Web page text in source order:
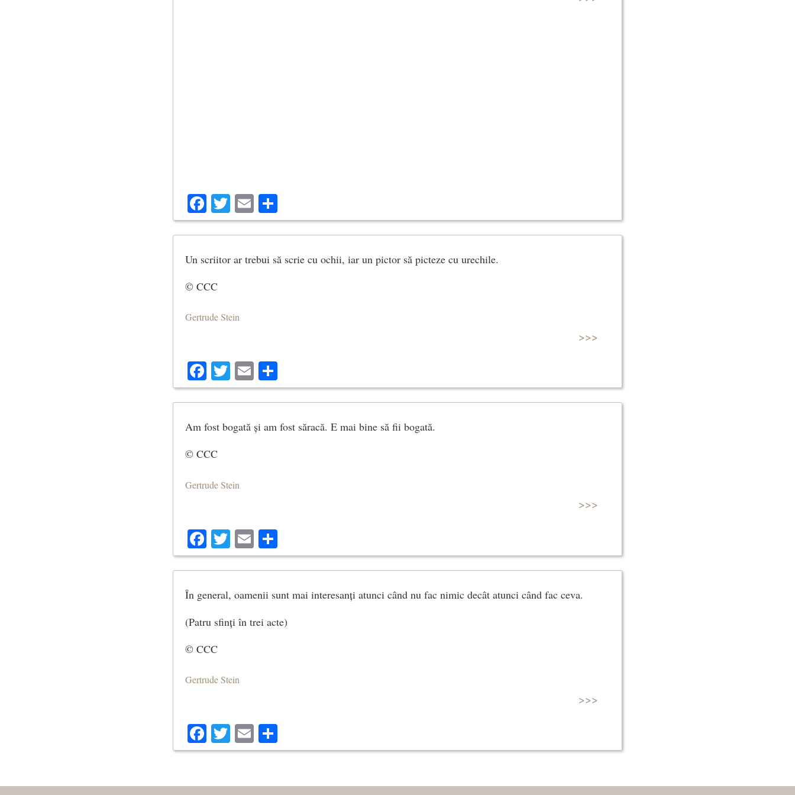
Facebook
Twitter
Email
Un scriitor ar trebui să scrie cu ochii, iar un pictor să picteze cu urechile.
© CCC
Gertrude Stein
>>>
Facebook
Twitter
Email
Am fost bogată și am fost săracă. E mai bine să fii bogată.
© CCC
Gertrude Stein
>>>
Facebook
Twitter
Email
În general, oamenii sunt mai interesanți atunci când nu fac nimic decât atunci când fac ceva.
(Patru sfinți în trei acte)
© CCC
Gertrude Stein
>>>
Facebook
Twitter
Email